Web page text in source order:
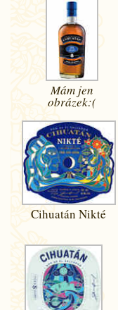
Mám jen
obrázek:(
Cihuatán Nikté